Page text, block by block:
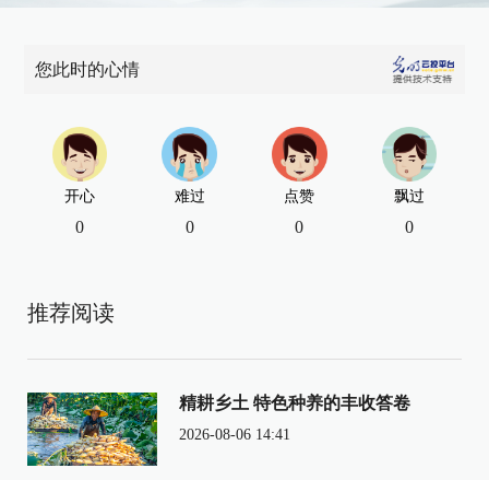
您此时的心情
开心
0
难过
0
点赞
0
飘过
0
推荐阅读
精耕乡土 特色种养的丰收答卷
2026-08-06 14:41